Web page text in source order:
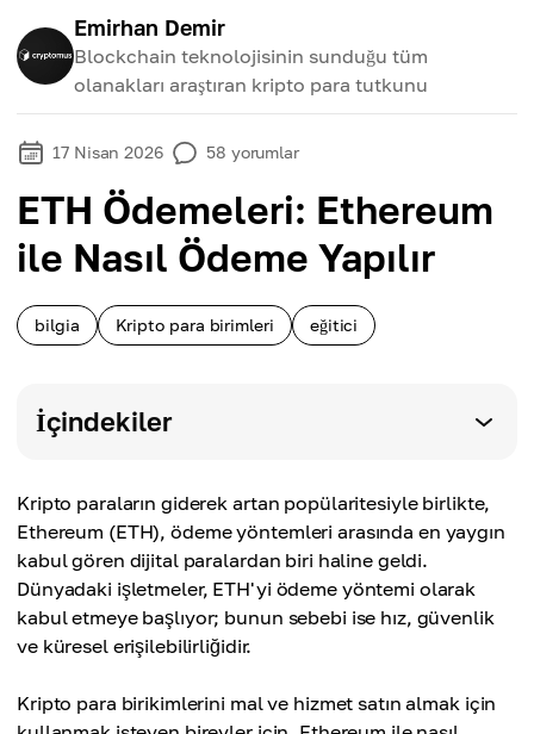
Emirhan Demir
Blockchain teknolojisinin sunduğu tüm
olanakları araştıran kripto para tutkunu
17 Nisan 2026 58 yorumlar
ETH Ödemeleri: Ethereum
ile Nasıl Ödeme Yapılır
bilgia Kripto para birimleri eğitici
İçindekiler
Kripto paraların giderek artan popülaritesiyle birlikte,
Ethereum (ETH), ödeme yöntemleri arasında en yaygın
kabul gören dijital paralardan biri haline geldi.
Dünyadaki işletmeler, ETH'yi ödeme yöntemi olarak
kabul etmeye başlıyor; bunun sebebi ise hız, güvenlik
ve küresel erişilebilirliğidir.
Kripto para birikimlerini mal ve hizmet satın almak için